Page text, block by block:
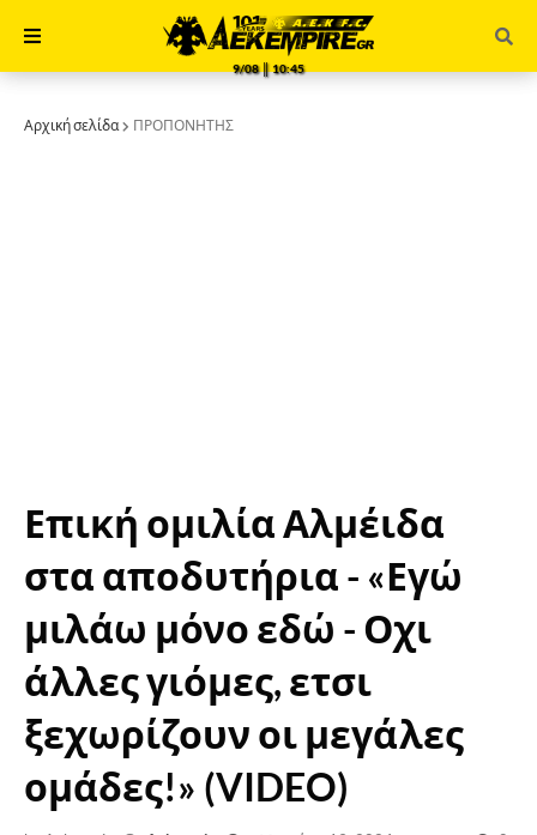
9/08 ║ 10:45
Αρχική σελίδα ΠΡΟΠΟΝΗΤΗΣ
Επική ομιλία Αλμέιδα
στα αποδυτήρια - «Εγώ
μιλάω μόνο εδώ - Οχι
άλλες γιόμες, ετσι
ξεχωρίζουν οι μεγάλες
ομάδες!» (VIDEO)